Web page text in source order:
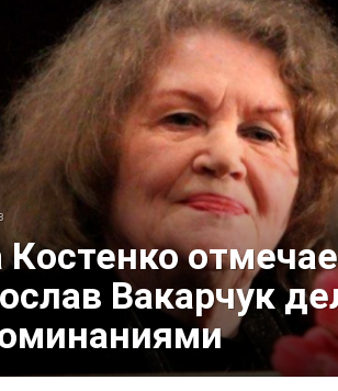
Вакарчук